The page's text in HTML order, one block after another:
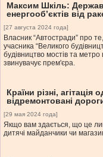
Максим Шкіль:
енергооб’єктів від
[27 августа 2024 года]
Власник “Автостради” про
учасника “Великого
будівництво мостів та метро
звинувачує прем'єра.
Країни різні,
відремонтовані
[29 мая 2024 года]
Якщо вам здається, що це
дитячі майданчики чи